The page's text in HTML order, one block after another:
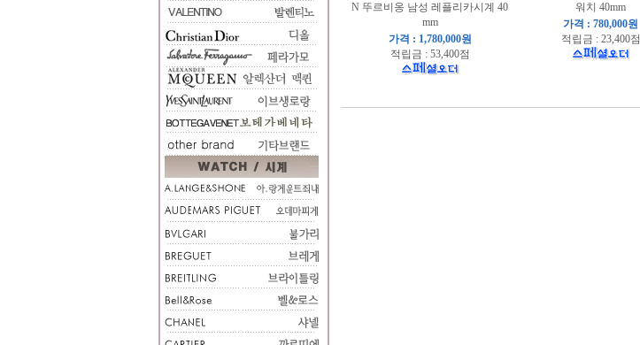
N 뚜르비옹 남성 레플리카시계 40
mm
가격 : 1,780,000원
적립금 : 53,400점
워치 40mm
가격 : 780,000원
적립금 : 23,400점